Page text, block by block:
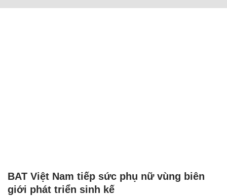
BAT Việt Nam tiếp sức phụ nữ vùng biên
giới phát triển sinh kế